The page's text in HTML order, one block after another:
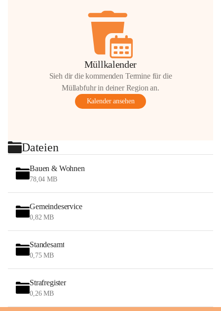
Müllkalender
Sieh dir die kommenden Termine für die
Müllabfuhr in deiner Region an.
Kalender ansehen
Dateien
Bauen & Wohnen
78,04 MB
Gemeindeservice
0,82 MB
Standesamt
0,75 MB
Strafregister
0,26 MB